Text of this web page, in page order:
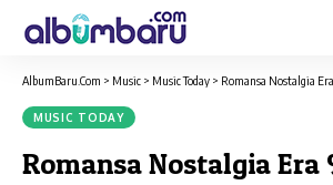
AlbumBaru.Com > Music > Music Today > Romansa Nostalgia
MUSIC TODAY
Romansa Nostalgia Era